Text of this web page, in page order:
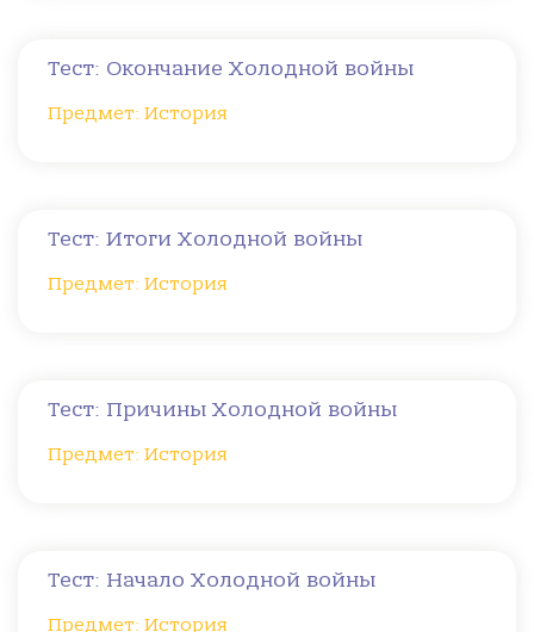
Тест: Окончание Холодной войны
Предмет: История
Тест: Итоги Холодной войны
Предмет: История
Тест: Причины Холодной войны
Предмет: История
Тест: Начало Холодной войны
Предмет: История